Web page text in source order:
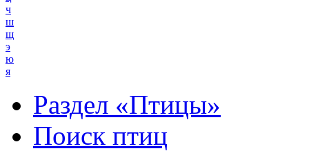
ч
ш
щ
э
ю
я
Раздел «Птицы»
Поиск птиц